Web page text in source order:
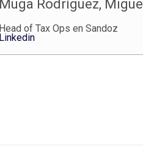
Muga Rodríguez, Miguel
Head of Tax Ops en Sandoz
Linkedin